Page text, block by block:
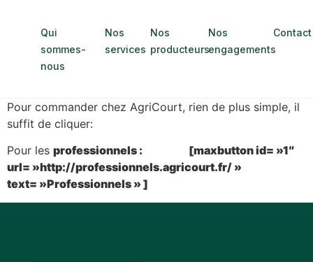
Qui
sommes-
nous
Nos
services
Nos
producteurs
Nos
engagements
Contact
Pour commander chez AgriCourt, rien de plus simple, il
suffit de cliquer:
Pour les professionnels : [maxbutton id= »1″
url= »http://professionnels.agricourt.fr/ »
text= »Professionnels » ]